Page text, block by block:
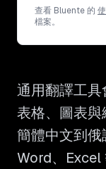
查看 Bluente 的
檔案。
通用翻譯工
表格、圖表
簡體中文到俄
Word、Excel